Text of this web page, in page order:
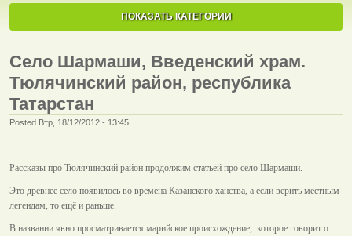
ПОКАЗАТЬ КАТЕГОРИИ
Село Шармаши, Введенский храм.
Тюлячинский район, республика
Татарстан
Posted Втр, 18/12/2012 - 13:45
Рассказы про Тюлячинский район продолжим статьёй про село Шармаши.
Это древнее село появилось во времена Казанского ханства, а если верить местным
легендам, то ещё и раньше.
В названии явно просматривается марийское происхождение, которое говорит о